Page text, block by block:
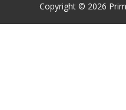
Copyright © 2026